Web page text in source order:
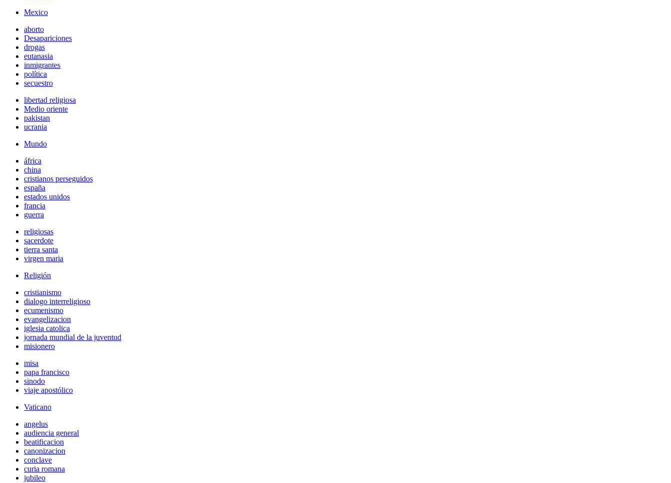
Mexico
aborto
Desapariciones
drogas
eutanasia
inmigrantes
política
secuestro
libertad religiosa
Medio oriente
pakistan
ucrania
Mundo
áfrica
china
cristianos perseguidos
españa
estados unidos
francia
guerra
religiosas
sacerdote
tierra santa
virgen maria
Religión
cristianismo
dialogo interreligioso
ecumenismo
evangelizacion
iglesia catolica
jornada mundial de la juventud
misionero
misa
papa francisco
sinodo
viaje apostólico
Vaticano
angelus
audiencia general
beatificacion
canonizacion
conclave
curia romana
jubileo